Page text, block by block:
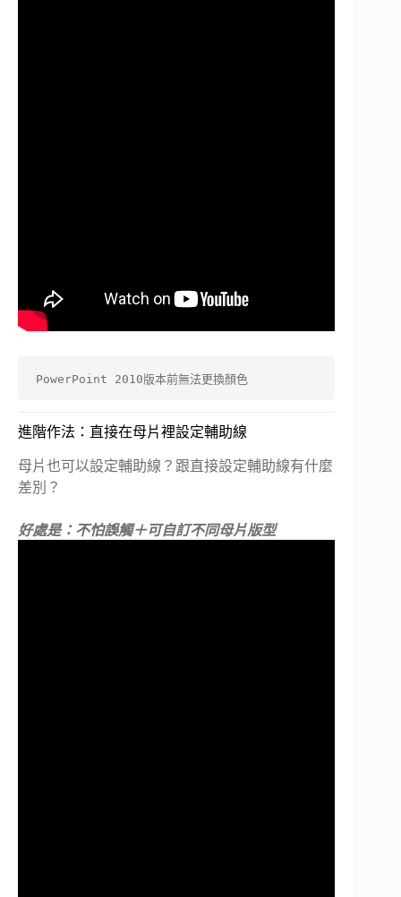
PowerPoint 2010版本前無法更換顏色
進階作法：直接在母片裡設定輔助線
母片也可以設定輔助線？跟直接設定輔助線有什麼
差別？
好處是：不怕誤觸＋可自訂不同母片版型